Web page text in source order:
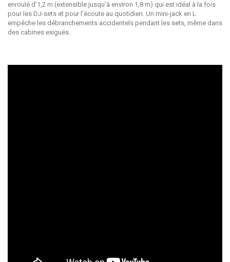
enroulé d’1,2 m (extensible jusqu’à environ 1,8 m) qui est idéal à la fois
pour les DJ-sets et pour l’écoute au quotidien. Un mini-jack en L
empêche les débranchements accidentels pendant les sets, même dans
des cabines exiguës.